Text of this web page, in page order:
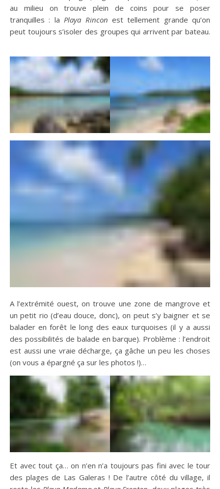
au milieu on trouve plein de coins pour se poser
tranquilles : la Playa Rincon est tellement grande qu’on
peut toujours s’isoler des groupes qui arrivent par bateau.
A l’extrémité ouest, on trouve une zone de mangrove et
un petit rio (d’eau douce, donc), on peut s’y baigner et se
balader en forêt le long des eaux turquoises (il y a aussi
des possibilités de balade en barque). Problème : l’endroit
est aussi une vraie décharge, ça gâche un peu les choses
(on vous a épargné ça sur les photos !)…
Et avec tout ça… on n’en n’a toujours pas fini avec le tour
des plages de Las Galeras ! De l’autre côté du village, il